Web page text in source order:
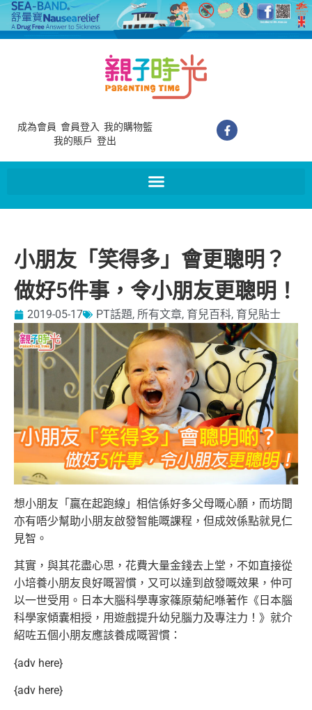
成為會員 會員登入 我的購物籃
我的賬戶 登出
小朋友「笑得多」會更聰明？
做好5件事，令小朋友更聰明！
2019-05-17 PT話題, 所有文章, 育兒百科, 育兒貼士
想小朋友「贏在起跑線」相信係好多父母嘅心願，而坊間
亦有唔少幫助小朋友啟發智能嘅課程，但成效係點就見仁
見智。
其實，與其花盡心思，花費大量金錢去上堂，不如直接從
小培養小朋友良好嘅習慣，又可以達到啟發嘅效果，仲可
以一世受用。日本大腦科學專家篠原菊紀喺著作《日本腦
科學家傾囊相授，用遊戲提升幼兒腦力及專注力！》就介
紹咗五個小朋友應該養成嘅習慣：
{adv here}
{adv here}